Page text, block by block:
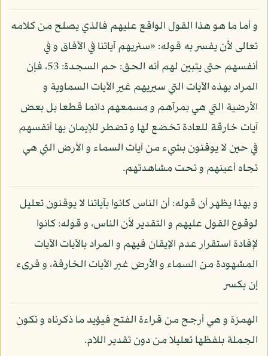
و أما ما هو هذا القول الواقع عليهم فالذي يصلح من كلامه
تعالى لأن يفسر به قوله: «سنريهم آياتنا في الآفاق و في
أنفسهم حتى يتبين لهم أنه الحق: حم السجدة: 53، فإن
المراد بهذه الآيات التي سيريهم غير الآيات السماوية و
الأرضية التي هي بمرآهم و مسمعهم دائما قطعا بل بعض
آيات خارقة للعادة تخضع لها و تضطر للإيمان بها أنفسهم
في حين لا يوقنون بشيء من آيات السماء و الأرض التي هي
تجاه أعينهم و تحت مشاهدتهم.
و بهذا يظهر أن قوله: أن الناس كانوا بآياتنا لا يوقنون تعليل
لوقوع القول عليهم و التقدير لأن الناس، و قوله: كانوا
لإفادة استقرار عدم الإيقان فيهم و المراد بالآيات الآيات
المشهودة من السماء و الأرض غير الآيات الخارقة، و قرىء
إن بكسر
الهمزة و هي أرجح من قراءة الفتح فيؤيد ما ذكرناه و تكون
الجملة بلفظها تعليلا من دون تقدير اللام.